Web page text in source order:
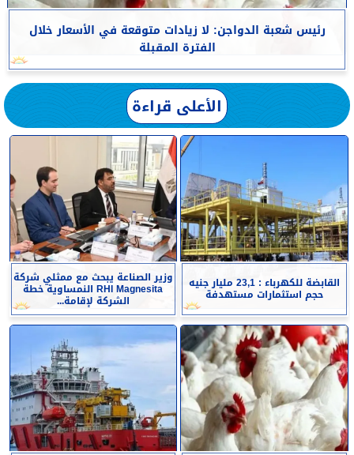
رئيس شعبة الدواجن: لا زيادات متوقعة في الأسعار خلال
الفترة المقبلة
الأعلى قراءة
القابضة للكهرباء : 23,1 مليار جنيه
حجم استثمارات مستهدفة
وزير الصناعة يبحث مع ممثلي شركة
RHI Magnesita النمساوية خطة
الشركة لإقامة...